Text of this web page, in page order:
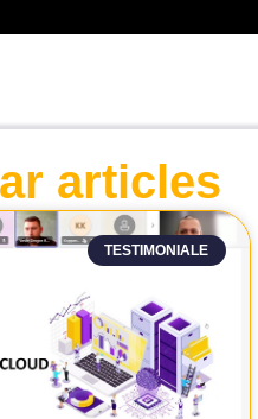
articles
TESTIMONIALE